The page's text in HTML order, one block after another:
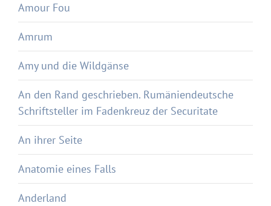
Amour Fou
Amrum
Amy und die Wildgänse
An den Rand geschrieben. Rumäniendeutsche
Schriftsteller im Fadenkreuz der Securitate
An ihrer Seite
Anatomie eines Falls
Anderland